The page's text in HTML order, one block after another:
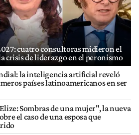
cuatro consultoras midieron el
crisis de liderazgo en el peronismo
la inteligencia artificial reveló
países latinoamericanos en ser
Sombras de una mujer", la nueva
el caso de una esposa que